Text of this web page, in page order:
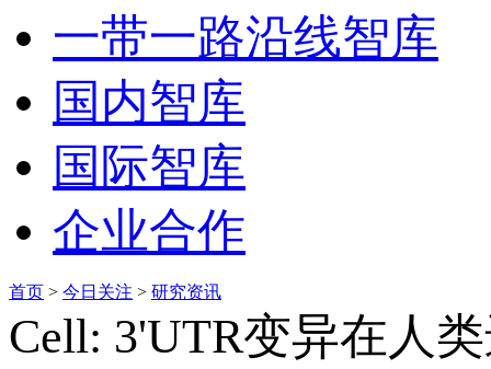
一带一路沿线智库
国内智库
国际智库
企业合作
首页 > 今日关注 > 研究资讯
Cell: 3'UTR变异在人